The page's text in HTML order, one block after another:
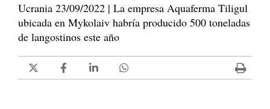
Ucrania 23/09/2022 | La empresa Aquaferma Tiligul
ubicada en Mykolaiv habría producido 500 toneladas
de langostinos este año